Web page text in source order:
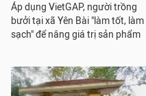
Áp dụng VietGAP, người trồng
bưởi tại xã Yên Bài "làm tốt, làm
sạch" để nâng giá trị sản phẩm